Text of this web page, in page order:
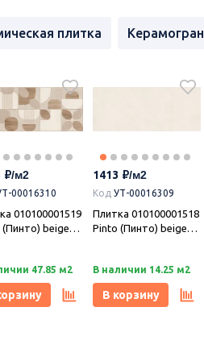
плитка
00016310
010100001519
(Пинто) beige
47.85 м2
1413
Код УТ-00016309
Плитка 010100001518
Pinto (Пинто) beige
В наличии 14.25 м2
В корзину